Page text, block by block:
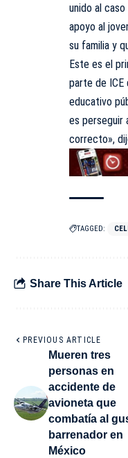
unido al caso
apoyo al
su familia y
Este es el
parte de ICE
educativo
es perseguir
correcto»,
TAGGED:
Share This Article
PREVIOUS ARTICLE
Mueren tres
personas en
accidente de
avioneta que
combatía al
barrenador en
México